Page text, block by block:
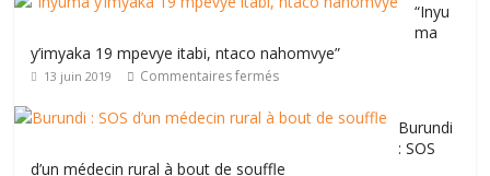
“Inyu
ma
y’imyaka 19 mpevye itabi, ntaco nahomvye”
13 juin 2019 Commentaires fermés
Burundi
: SOS
d’un médecin rural à bout de souffle